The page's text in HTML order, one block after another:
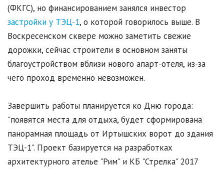
(ФКГС), но финансированием занялся инвестор
застройки у ТЭЦ-1, о которой говорилось выше. В
Воскресенском сквере можно заметить свежие
дорожки, сейчас строители в основном заняты
благоустройством вблизи нового апарт-отеля, из-за
чего проход временно невозможен.
Завершить работы планируется ко Дню города:
"появятся места для отдыха, будет сформирована
панорамная площадь от Иртышских ворот до здания
ТЭЦ-1". Проект базируется на разработках
архитектурного ателье "Рим" и КБ "Стрелка" 2017